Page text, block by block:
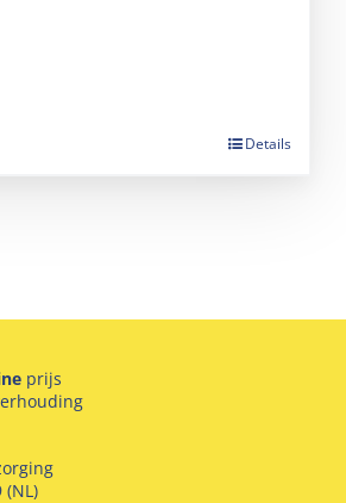
Details
prijs
(NL)